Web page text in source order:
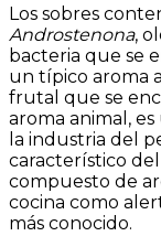
Los sobres
Androstenona,
bacteria que se
un típico aroma
frutal que se
aroma animal,
la industria del
característico
compuesto de
cocina como
más conocido.